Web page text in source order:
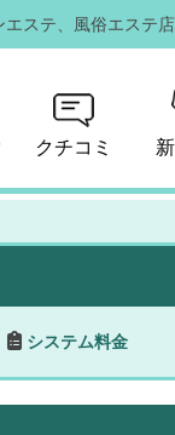
エステ、風俗エステ
クチコミ
システム料金